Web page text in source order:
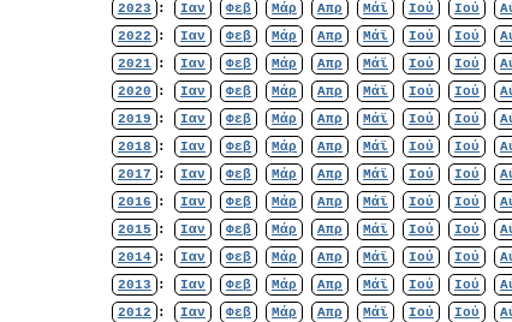
2023
: Ιαν Φεβ Μάρ Απρ Μάϊ Ιού Ιού
2022
: Ιαν Φεβ Μάρ Απρ Μάϊ Ιού Ιού
2021 : Ιαν Φεβ Μάρ Απρ Μάϊ Ιού Ιού
2020
: Ιαν Φεβ Μάρ Απρ Μάϊ Ιού Ιού
2019
: Ιαν Φεβ Μάρ Απρ Μάϊ Ιού Ιού
2018
: Ιαν Φεβ Μάρ Απρ Μάϊ Ιού Ιού
2017
: Ιαν Φεβ Μάρ Απρ Μάϊ Ιού Ιού
2016
: Ιαν Φεβ Μάρ Απρ Μάϊ Ιού Ιού
2015
: Ιαν Φεβ Μάρ Απρ Μάϊ Ιού Ιού
2014 : Ιαν Φεβ Μάρ Απρ Μάϊ Ιού Ιού
2013
: Ιαν Φεβ Μάρ Απρ Μάϊ Ιού Ιού
2012
: Ιαν Φεβ Μάρ Απρ Μάϊ Ιού Ιού